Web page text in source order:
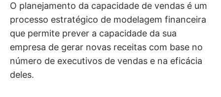
O planejamento da capacidade de vendas é um
processo estratégico de modelagem financeira
que permite prever a capacidade da sua
empresa de gerar novas receitas com base no
número de executivos de vendas e na eficácia
deles.